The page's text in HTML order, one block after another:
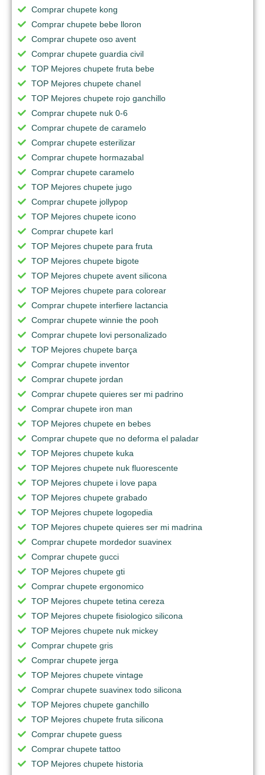
Comprar chupete kong
Comprar chupete bebe lloron
Comprar chupete oso avent
Comprar chupete guardia civil
TOP Mejores chupete fruta bebe
TOP Mejores chupete chanel
TOP Mejores chupete rojo ganchillo
Comprar chupete nuk 0-6
Comprar chupete de caramelo
Comprar chupete esterilizar
Comprar chupete hormazabal
Comprar chupete caramelo
TOP Mejores chupete jugo
Comprar chupete jollypop
TOP Mejores chupete icono
Comprar chupete karl
TOP Mejores chupete para fruta
TOP Mejores chupete bigote
TOP Mejores chupete avent silicona
TOP Mejores chupete para colorear
Comprar chupete interfiere lactancia
Comprar chupete winnie the pooh
Comprar chupete lovi personalizado
TOP Mejores chupete barça
Comprar chupete inventor
Comprar chupete jordan
Comprar chupete quieres ser mi padrino
Comprar chupete iron man
TOP Mejores chupete en bebes
Comprar chupete que no deforma el paladar
TOP Mejores chupete kuka
TOP Mejores chupete nuk fluorescente
TOP Mejores chupete i love papa
TOP Mejores chupete grabado
TOP Mejores chupete logopedia
TOP Mejores chupete quieres ser mi madrina
Comprar chupete mordedor suavinex
Comprar chupete gucci
TOP Mejores chupete gti
Comprar chupete ergonomico
TOP Mejores chupete tetina cereza
TOP Mejores chupete fisiologico silicona
TOP Mejores chupete nuk mickey
Comprar chupete gris
Comprar chupete jerga
TOP Mejores chupete vintage
Comprar chupete suavinex todo silicona
TOP Mejores chupete ganchillo
TOP Mejores chupete fruta silicona
Comprar chupete guess
Comprar chupete tattoo
TOP Mejores chupete historia